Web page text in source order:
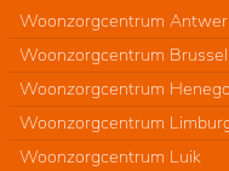
Woonzorgcentrum
Woonzorgcentrum Brussel
Woonzorgcentrum
Woonzorgcentrum
Woonzorgcentrum Luik